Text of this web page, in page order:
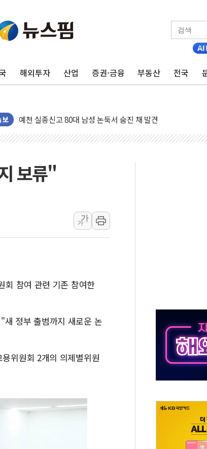
해외투자 산업 증권·금융 부동산 전국
보
美 민주, 트럼프 측에 200만 달러 건넨 韓기업 조사… "관세
"35초마다 중국과 통신"...美보안기업, 중국제 공유기서 '백도
한병도 "막말 정치를 좌시하지 않겠다"
AIA그룹, 12년 연속 MDRT 회원 수 세계 1위…국내 회원 34%
[컨콜] 네이버, 멤버십 연계 배송 혜택 강화...새벽 배송 도입 예
[특징주] 포스코퓨처엠, LFP 장기공급 합의에 7%대 급등
HDC랩스, 'BUILD CON SUMMIT 2026' 참가
[컨콜] 네이버, "엔비디아와 공고한 파트너십 이어갈 예정"
롯데쇼핑, 백화점이 이끈 반등...2분기 영업이익 121% 급증
합수본, '투표율 조작 의혹' 서울·경기·충북 선관위 등 추가
교원그룹 펫 프렌들리 호텔 '키녹', 30일 2주년 기념 행사
벤처업계 "정부 세제개편안 환영...RSU 세제지원 긍정 검토
보류"
가
가
회 참여 관련 기존 참여한
정부 출범까지 새로운 논
위원회 2개의 의제별위원